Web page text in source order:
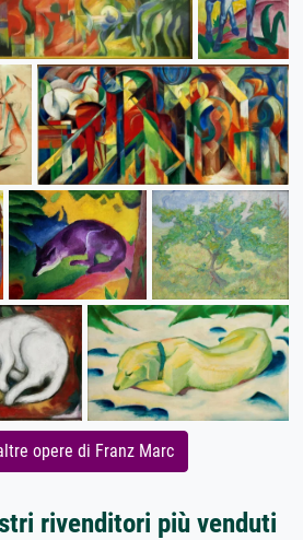
opere di Franz Marc
rivenditori più venduti